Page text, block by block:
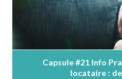
Capsule #21 Info
locataire :